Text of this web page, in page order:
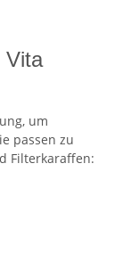
Vita
um
passen zu
Filterkaraffen: